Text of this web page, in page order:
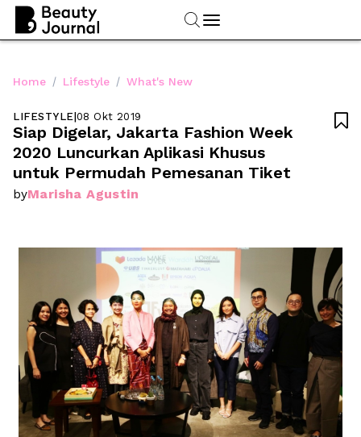
Home / Lifestyle / What's New
LIFESTYLE|08 Okt 2019
Siap Digelar, Jakarta Fashion Week
2020 Luncurkan Aplikasi Khusus
untuk Permudah Pemesanan Tiket
byMarisha Agustin
